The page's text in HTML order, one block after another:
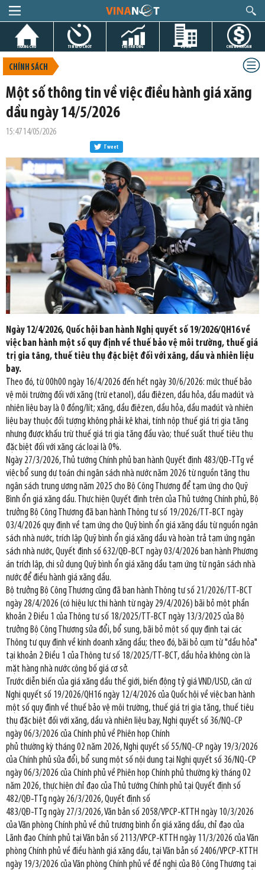
TRANG CHỦ TIN GIỜ CHÓT THỊ TRƯỜNG DỰ ÁN CHỨNG KHOÁN
CHÍNH SÁCH
Một số thông tin về việc điều hành giá xăng
dầu ngày 14/5/2026
15:47 14/05/2026
Tweet
Ngày 12/4/2026, Quốc hội ban hành Nghị quyết số 19/2026/QH16 về
việc ban hành một số quy định về thuế bảo vệ môi trường, thuế giá
trị gia tăng, thuế tiêu thụ đặc biệt đối với xăng, dầu và nhiên liệu
bay.
Theo đó, từ 00h00 ngày 16/4/2026 đến hết ngày 30/6/2026: mức thuế bảo
vệ môi trường đối với xăng (trừ etanol), dầu điêzen, dầu hỏa, dầu madút và
nhiên liệu bay là 0 đồng/lít; xăng, dầu điêzen, dầu hỏa, dầu madút và nhiên
liệu bay thuộc đối tượng không phải kê khai, tính nộp thuế giá trị gia tăng
nhưng được khấu trừ thuế giá trị gia tăng đầu vào; thuế suất thuế tiêu thụ
đặc biệt đối với xăng các loại là 0%.
Ngày 27/3/2026, Thủ tướng Chính phủ ban hành Quyết định 483/QĐ-TTg về
việc bổ sung dự toán chi ngân sách nhà nước năm 2026 từ nguồn tăng thu
ngân sách trung ương năm 2025 cho Bộ Công Thương để tạm ứng cho Quỹ
Bình ổn giá xăng dầu. Thực hiện Quyết định trên của Thủ tướng Chính phủ, Bộ
trưởng Bộ Công Thương đã ban hành Thông tư số 19/2026/TT-BCT ngày
03/4/2026 quy định về tạm ứng cho Quỹ bình ổn giá xăng dầu từ nguồn ngân
sách nhà nước, trích lập Quỹ bình ổn giá xăng dầu và hoàn trả tạm ứng ngân
sách nhà nước, Quyết định số 632/QĐ-BCT ngày 03/4/2026 ban hành Phương
án trích lập, chi sử dụng Quỹ bình ổn giá xăng dầu tạm ứng từ ngân sách nhà
nước để điều hành giá xăng dầu.
Bộ trưởng Bộ Công Thương cũng đã ban hành Thông tư số 21/2026/TT-BCT
ngày 28/4/2026 (có hiệu lực thi hành từ ngày 29/4/2026) bãi bỏ một phần
khoản 2 Điều 1 của Thông tư số 18/2025/TT-BCT ngày 13/3/2025 của Bộ
trưởng Bộ Công Thương sửa đổi, bổ sung, bãi bỏ một số quy định tại các
Thông tư quy định về kinh doanh xăng dầu; theo đó, bãi bỏ cụm từ "dầu hỏa"
tại khoản 2 Điều 1 của Thông tư số 18/2025/TT-BCT, dầu hỏa không còn là
mặt hàng nhà nước công bố giá cơ sở.
Trước diễn biến của giá xăng dầu thế giới, biến động tỷ giá VND/USD, căn cứ
Nghị quyết số 19/2026/QH16 ngày 12/4/2026 của Quốc hội về việc ban hành
một số quy định về thuế bảo vệ môi trường, thuế giá trị gia tăng, thuế tiêu
thụ đặc biệt đối với xăng, dầu và nhiên liệu bay, Nghị quyết số 36/NQ-CP
ngày 06/3/2026 của Chính phủ về Phiên họp Chính
phủ thường kỳ tháng 02 năm 2026, Nghị quyết số 55/NQ-CP ngày 19/3/2026
của Chính phủ sửa đổi, bổ sung một số nội dung tại Nghị quyết số 36/NQ-CP
ngày 06/3/2026 của Chính phủ về Phiên họp Chính phủ thường kỳ tháng 02
năm 2026, thực hiện chỉ đạo của Thủ tướng Chính phủ tại Quyết định số
482/QĐ-TTg ngày 26/3/2026, Quyết định số
483/QĐ-TTg ngày 27/3/2026, Văn bản số 2058/VPCP-KTTH ngày 10/3/2026
của Văn phòng Chính phủ về chủ trương bình ổn giá xăng dầu, chỉ đạo của
Lãnh đạo Chính phủ tại Văn bản số 2113/VPCP-KTTH ngày 11/3/2026 của Văn
phòng Chính phủ về điều hành giá xăng dầu, tại Văn bản số 2406/VPCP-KTTH
ngày 19/3/2026 của Văn phòng Chính phủ về đề nghị của Bộ Công Thương tại